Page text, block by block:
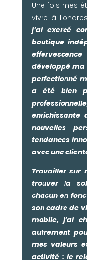
Une fois mes
vivre à
j’ai exercé
boutique
développé ma
perfectionné
a été bien
enrichissante
nouvelles
tendances
avec une
Travailler sur
trouver la
chacun en
son cadre de
mobile, j’ai
autrement
mes valeurs
activité : le